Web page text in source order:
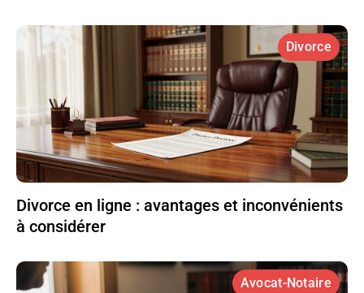
Divorce
Divorce en ligne : avantages et inconvénients
à considérer
Avocat-Notaire